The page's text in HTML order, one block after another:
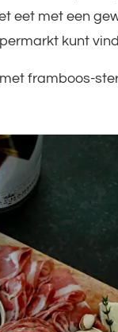
eet met een
kunt
framboos-